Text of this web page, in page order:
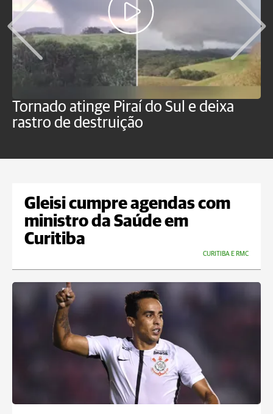
Tornado atinge Piraí do Sul e deixa
rastro de destruição
Gleisi cumpre agendas com
ministro da Saúde em
Curitiba
CURITIBA E RMC